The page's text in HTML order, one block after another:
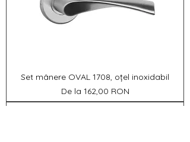
Set mânere OVAL 1708, oțel inoxidabil
De la 162,00 RON
Preț redus